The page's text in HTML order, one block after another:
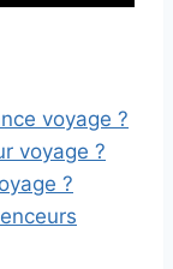
voyage ?
voyage ?
?